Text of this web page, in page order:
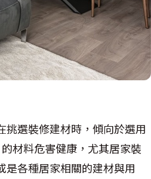
選裝修建材時，傾向於選用
材料危害健康，尤其居家裝
各種居家相關的建材與用